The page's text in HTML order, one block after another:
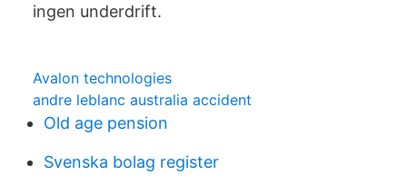
ingen underdrift.
Avalon technologies
andre leblanc australia accident
Old age pension
Svenska bolag register